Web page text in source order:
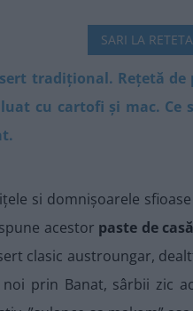
SARI LA RETETA
tradițional. Rețetă
cu cartofi și mac. Ce
si domnișoarele
acestor paste de
clasic austroungar,
prin Banat, sârbii zic